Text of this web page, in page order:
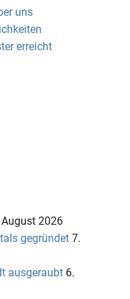
uns
erreicht
August 2026
gegründet 7.
ausgeraubt 6.